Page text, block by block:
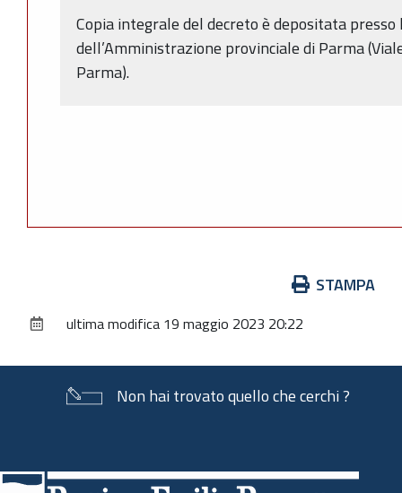
Copia integrale del decreto è depositata
dell’Amministrazione provinciale di Parma
Parma).
documento
STAMPA
ultima modifica 19 maggio 2023 20:22
Non hai trovato quello che cerchi ?
di